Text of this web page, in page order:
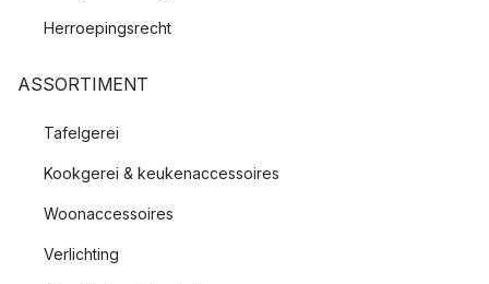
Herroepingsrecht
ASSORTIMENT
Tafelgerei
Kookgerei & keukenaccessoires
Woonaccessoires
Verlichting